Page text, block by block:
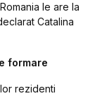
le are la
Catalina
formare
rezidenti